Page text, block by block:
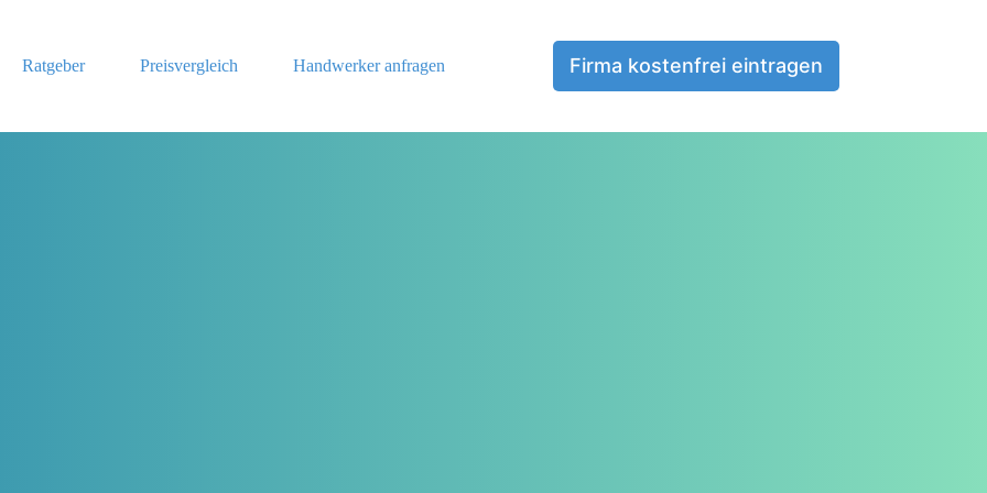
Ratgeber
Preisvergleich Handwerker anfragen Firma kostenfrei eintragen